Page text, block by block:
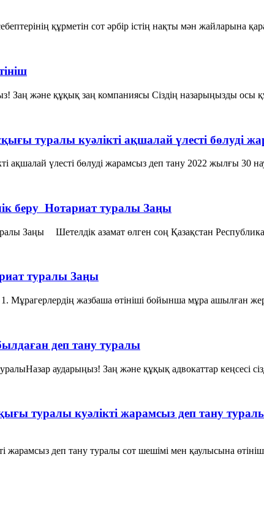
құрметін сот әрбір істің нақты мән жайларына
Заң және құқық заң компаниясы Сіздің назарыңызды осы
туралы куәлікті ақшалай үлесті бөлуді
ақшалай үлесті бөлуді жарамсыз деп тану 2022 жылғы 30
беру Нотариат туралы Заңы
Заңы Шетелдiк азамат өлген соң Қазақстан
туралы Заңы
жазбаша өтiнiшi бойынша мұра ашылған
деп тану туралы
аударыңыз! Заң және құқық адвокаттар кеңсесі
туралы куәлікті жарамсыз деп тану
деп тану туралы сот шешімі мен қаулысына